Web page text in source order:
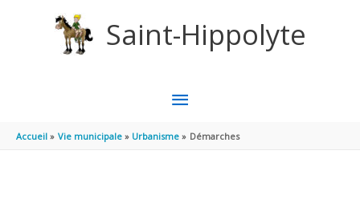
Saint-Hippolyte
MENU
PRINCIPAL
Accueil Vie municipale Urbanisme Démarches